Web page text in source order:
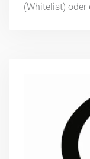
(Whitelist) oder